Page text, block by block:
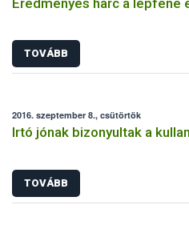
TOVÁBB
2016. szeptember 8., csütörtök
Irtó jónak bizonyultak a
TOVÁBB